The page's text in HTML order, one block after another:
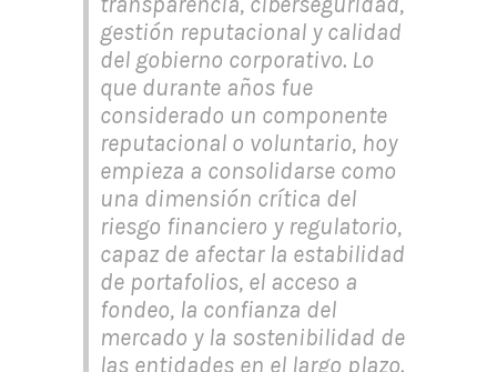
gestión reputacional y calidad
del gobierno corporativo. Lo
que durante años fue
considerado un componente
reputacional o voluntario, hoy
empieza a consolidarse como
una dimensión crítica del
riesgo financiero y regulatorio,
capaz de afectar la estabilidad
de portafolios, el acceso a
fondeo, la confianza del
mercado y la sostenibilidad de
las entidades en el largo plazo.